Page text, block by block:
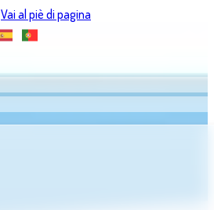
Vai al piè di pagina